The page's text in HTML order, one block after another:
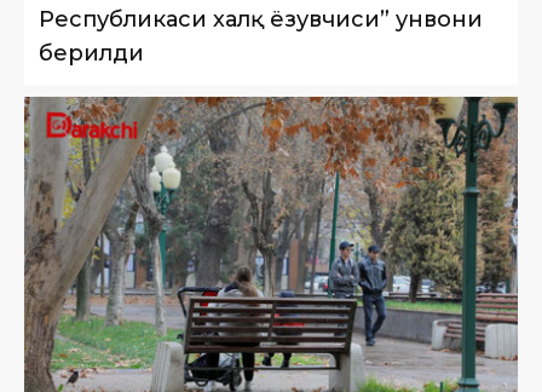
Республикаси халқ ёзувчиси” унвони
берилди